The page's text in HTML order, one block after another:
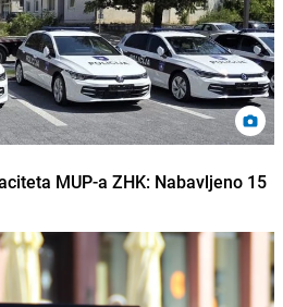
MUP-a ZHK: Nabavljeno 15